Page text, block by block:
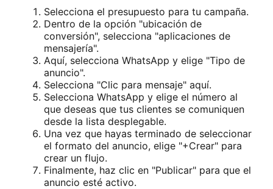
Selecciona el presupuesto para tu campaña.
Dentro de la opción "ubicación de
conversión", selecciona "aplicaciones de
mensajería".
Aquí, selecciona WhatsApp y elige "Tipo de
anuncio".
Selecciona "Clic para mensaje" aquí.
Selecciona WhatsApp y elige el número al
que deseas que tus clientes se comuniquen
desde la lista desplegable.
Una vez que hayas terminado de seleccionar
el formato del anuncio, elige "+Crear" para
crear un flujo.
Finalmente, haz clic en "Publicar" para que el
anuncio esté activo.